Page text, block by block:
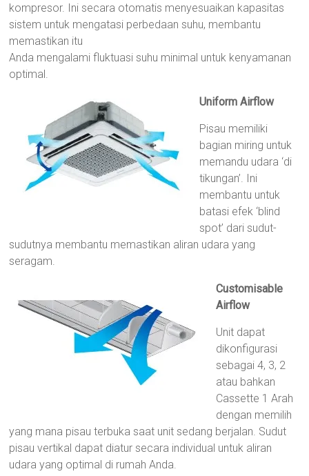
kompresor. Ini secara otomatis menyesuaikan kapasitas
sistem untuk mengatasi perbedaan suhu, membantu
memastikan itu
Anda mengalami fluktuasi suhu minimal untuk kenyamanan
optimal.
Uniform Airflow
Pisau memiliki
bagian miring untuk
memandu udara ‘di
tikungan’. Ini
membantu untuk
batasi efek ‘blind
spot’ dari sudut-
sudutnya membantu memastikan aliran udara yang
seragam.
Customisable
Airflow
Unit dapat
dikonfigurasi
sebagai 4, 3, 2
atau bahkan
Cassette 1 Arah
dengan memilih
yang mana pisau terbuka saat unit sedang berjalan. Sudut
pisau vertikal dapat diatur secara individual untuk aliran
udara yang optimal di rumah Anda.